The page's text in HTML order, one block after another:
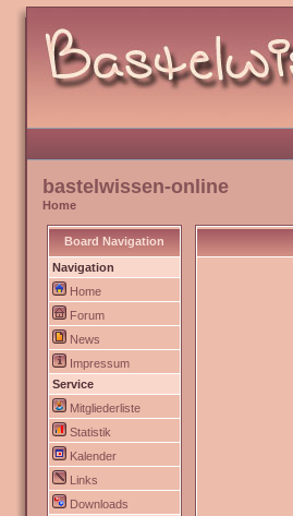
bastelwissen-online
Home
Board Navigation
Navigation
Home
Forum
News
Impressum
Service
Mitgliederliste
Statistik
Kalender
Links
Downloads